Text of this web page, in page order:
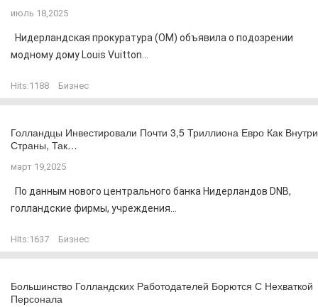
июль 18,2025
Нидерландская прокуратура (OM) объявила о подозрении
модному дому Louis Vuitton...
Hits:1188 Бизнес
Голландцы Инвестировали Почти 3,5 Триллиона Евро Как Внутри
Страны, Так…
март 19,2025
По данным нового центрального банка Нидерландов DNB,
голландские фирмы, учреждения...
Hits:1637 Бизнес
Большинство Голландских Работодателей Борются С Нехваткой
Персонала